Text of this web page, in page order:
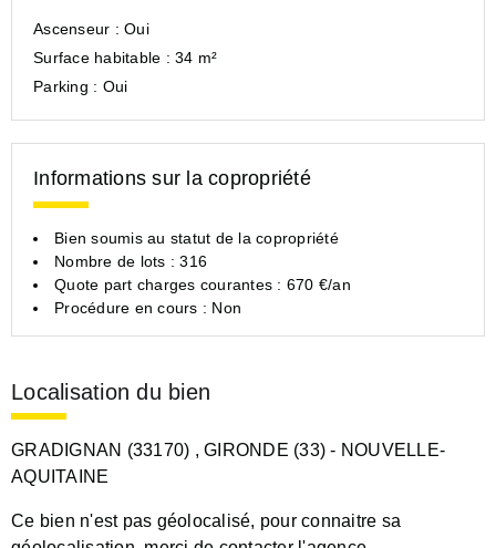
Ascenseur : Oui
Surface habitable : 34 m²
Parking : Oui
Informations sur la copropriété
Bien soumis au statut de la copropriété
Nombre de lots : 316
Quote part charges courantes : 670 €/an
Procédure en cours : Non
Localisation du bien
GRADIGNAN (33170) , GIRONDE (33) - NOUVELLE-
AQUITAINE
Ce bien n'est pas géolocalisé, pour connaitre sa